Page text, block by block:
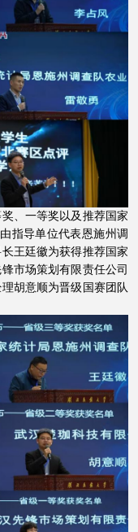
、一等奖以及推荐国家
指导单位代表恩施州调
王廷徽为获得推荐国家
市场策划有限责任公司
胡意顺为晋级国赛团队